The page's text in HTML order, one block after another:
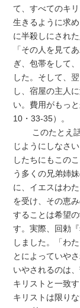
て、すべてのキ
生きるように求
に半殺しにされ
「その人を見て
ぎ、包帯をして
した。そして、
し、宿屋の主人
い。費用がもっ
10・33-35）。
このたとえ話
じようにしなさ
したちにもこの
う多くの兄弟姉
に、イエスはわ
を受け、その恵
することは希望
す。実際、回勅
しました。「わ
とによっていや
いやされるのは
キリストと一致
キリストは限り